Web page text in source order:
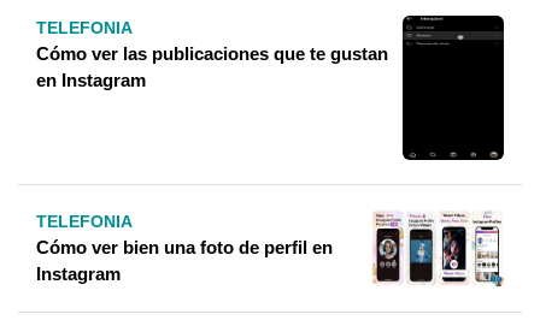
TELEFONIA
Cómo ver las publicaciones que te gustan
en Instagram
TELEFONIA
Cómo ver bien una foto de perfil en
Instagram